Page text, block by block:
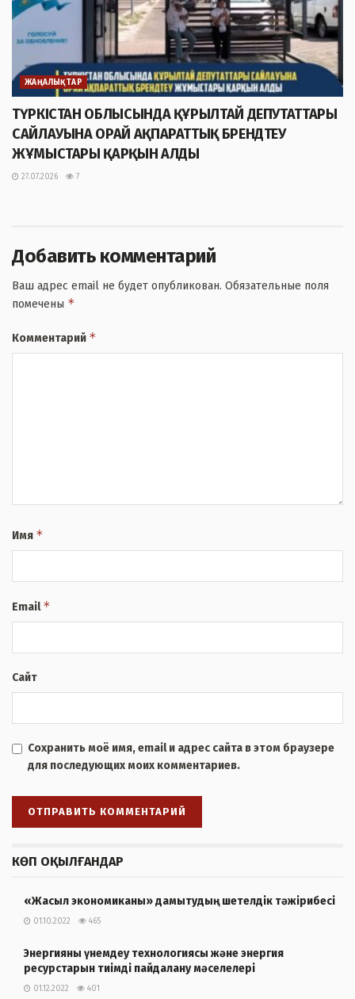
ЖАҢАЛЫҚТАР
ТҮРКІСТАН ОБЛЫСЫНДА ҚҰРЫЛТАЙ ДЕПУТАТТАРЫ
САЙЛАУЫНА ОРАЙ АҚПАРАТТЫҚ БРЕНДТЕУ
ЖҰМЫСТАРЫ ҚАРҚЫН АЛДЫ
27.07.2026 7
Добавить комментарий
Ваш адрес email не будет опубликован. Обязательные поля
помечены *
Комментарий *
Имя *
Email*
Сайт
Сохранить моё имя, email и адрес сайта в этом браузере
для последующих моих комментариев.
КӨП ОҚЫЛҒАНДАР
«Жасыл экономиканы» дамытудың шетелдік тәжірибесі
01.10.2022 465
Энергияны үнемдеу технологиясы және энергия
ресурстарын тиімді пайдалану мәселелері
01.12.2022 401